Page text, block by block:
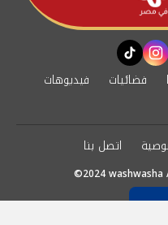
instagram
tiktok
فضائيات
فيديوهات
اتصل بنا
©2024 washwasha